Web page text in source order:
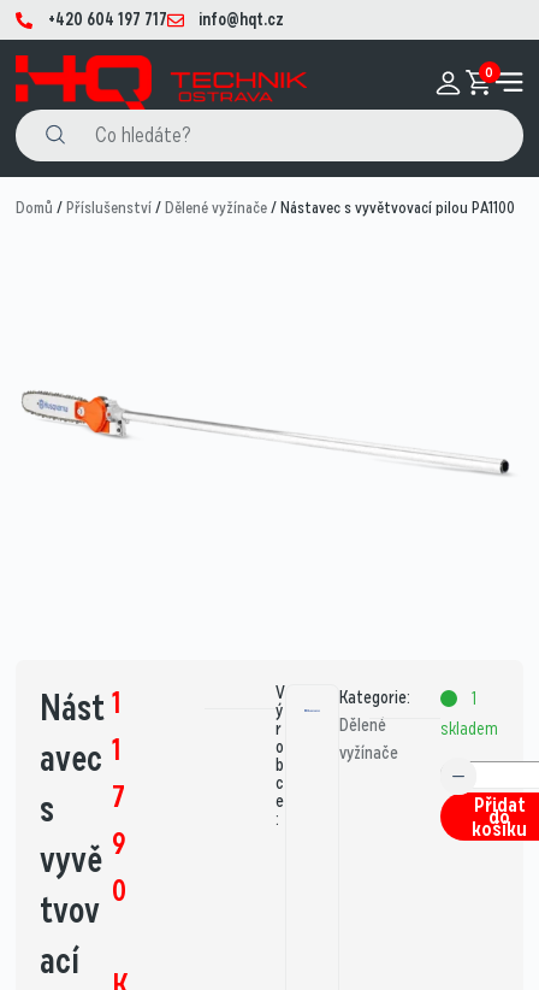
+420 604 197 717 info@hqt.cz
0
Domů /Příslušenství/Dělené vyžínače/ Nástavec s vyvětvovací pilou PA1100
Nást
avec
s
vyvě
tvov
ací
1
1
7
9
0
V
ý
r
o
b
c
e
:
Kategorie:
Dělené
vyžínače
1
skladem
Přidat
do
košíku